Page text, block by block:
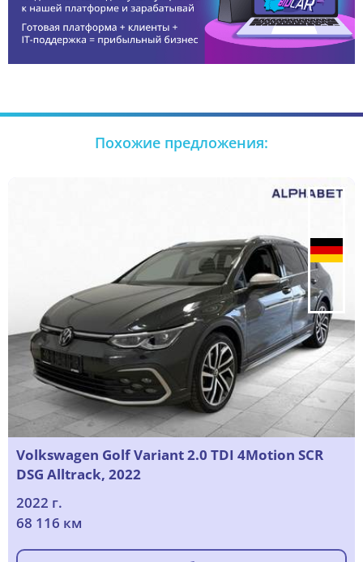
Похожие предложения:
Volkswagen Golf Variant 2.0 TDI 4Motion SCR
DSG Alltrack, 2022
2022 г.
68 116 км